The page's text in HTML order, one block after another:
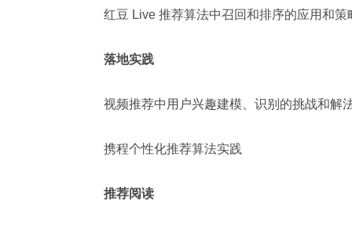
红豆 Live 推荐算法中召回和排序的应用和策
落地实践
视频推荐中用户兴趣建模、识别的挑战和解
携程个性化推荐算法实践
推荐阅读